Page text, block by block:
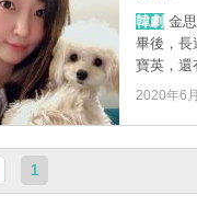
韓劇 金
畢後，長
寶英，還
2020年6
1